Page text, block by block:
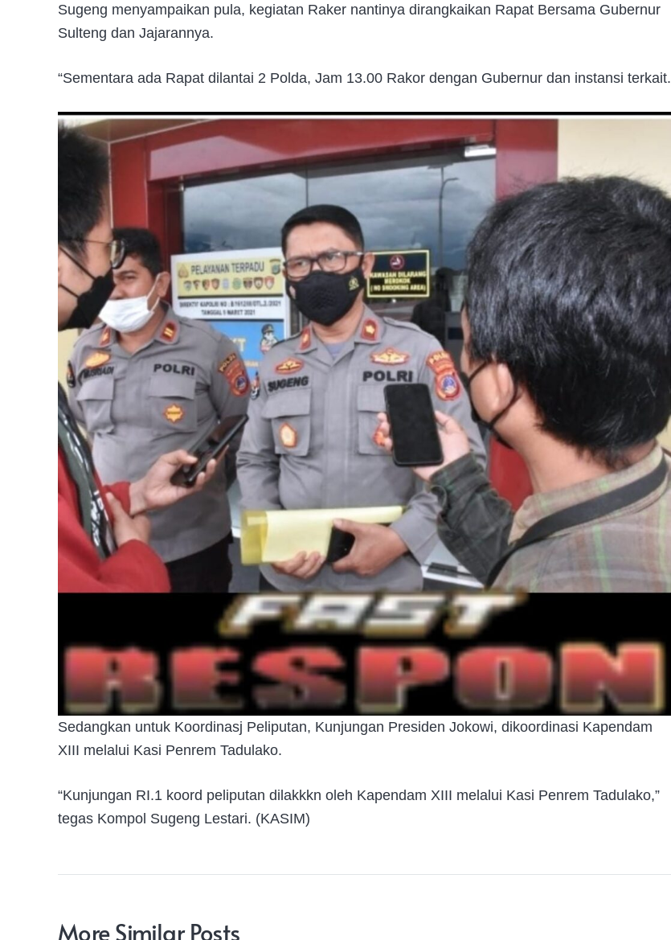
Sugeng menyampaikan pula, kegiatan Raker nantinya dirangkaikan Rapat Bersama Gubernur
Sulteng dan Jajarannya.
“Sementara ada Rapat dilantai 2 Polda, Jam 13.00 Rakor dengan Gubernur dan instansi terkait.
Sedangkan untuk Koordinasj Peliputan, Kunjungan Presiden Jokowi, dikoordinasi Kapendam
XIII melalui Kasi Penrem Tadulako.
“Kunjungan RI.1 koord peliputan dilakkkn oleh Kapendam XIII melalui Kasi Penrem Tadulako,”
tegas Kompol Sugeng Lestari. (KASIM)
More Similar Posts